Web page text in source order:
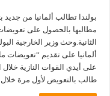
بولندا تطالب ألمانيا من جديد
مطالبها بالحصول على
الثانية.وحث وزير الخارجية
ألمانيا على تقديم “تعويضات
على أيدي القوات النازية
طالب بالتعويض لأول مرة